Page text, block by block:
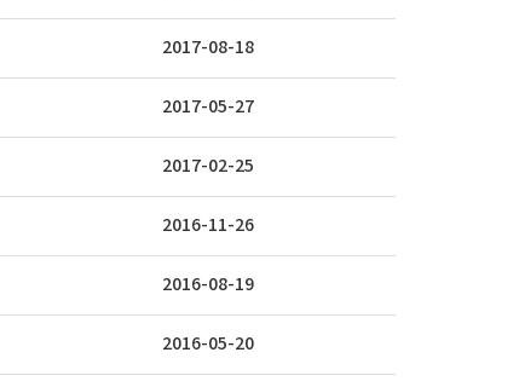
2017-08-18
2017-05-27
2017-02-25
2016-11-26
2016-08-19
2016-05-20